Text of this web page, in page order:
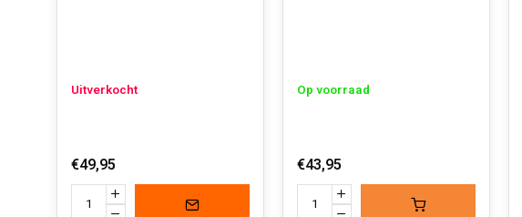
Uitverkocht
€49,95
Op voorraad
€43,95